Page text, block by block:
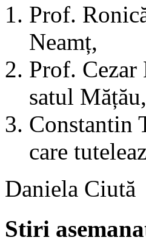
Prof.
Neamț,
Prof.
satul
Constantin
care
Daniela Ciută
Stiri